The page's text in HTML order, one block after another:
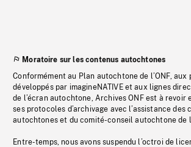
Moratoire sur les contenus autochtones
Conformément au Plan autochtone de l’ONF, aux
développés par imagineNATIVE et aux lignes
de l’écran autochtone, Archives ONF est à revoir
ses protocoles d’archivage avec l’assistance des
autochtones et du comité-conseil autochtone de
Entre-temps, nous avons suspendu l’octroi de